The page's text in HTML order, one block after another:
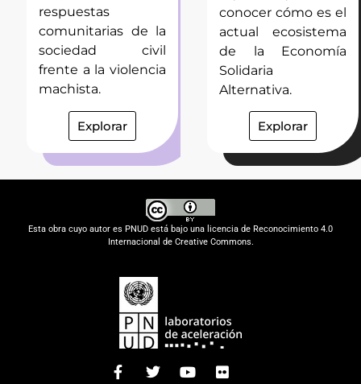
respuestas
comunitarias de la
sociedad civil
frente a la violencia
machista.
Explorar
conocer cómo es el
actual ecosistema
de la Economía
Solidaria
Alternativa.
Explorar
Esta obra cuyo autor es PNUD está bajo una licencia de Reconocimiento 4.0
Internacional de Creative Commons.